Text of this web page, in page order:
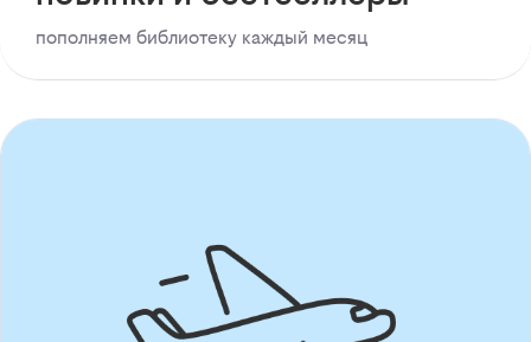
пополняем библиотеку каждый месяц